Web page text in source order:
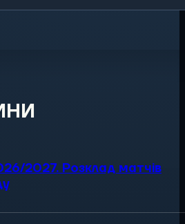
2027. Розклад матчів